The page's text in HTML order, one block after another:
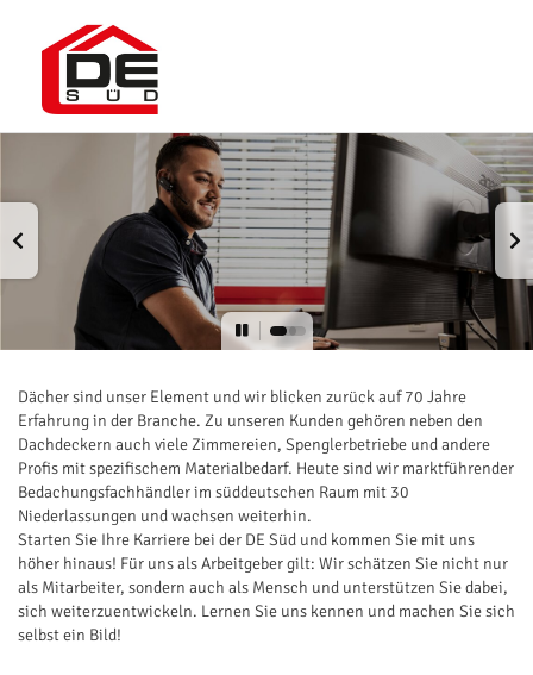
Dächer sind unser Element und wir blicken zurück auf 70 Jahre
Erfahrung in der Branche. Zu unseren Kunden gehören neben den
Dachdeckern auch viele Zimmereien, Spenglerbetriebe und andere
Profis mit spezifischem Materialbedarf. Heute sind wir marktführender
Bedachungsfachhändler im süddeutschen Raum mit 30
Niederlassungen und wachsen weiterhin.
Starten Sie Ihre Karriere bei der DE Süd und kommen Sie mit uns
höher hinaus! Für uns als Arbeitgeber gilt: Wir schätzen Sie nicht nur
als Mitarbeiter, sondern auch als Mensch und unterstützen Sie dabei,
sich weiterzuentwickeln. Lernen Sie uns kennen und machen Sie sich
selbst ein Bild!